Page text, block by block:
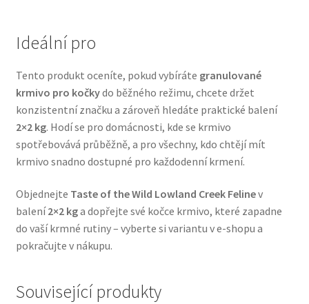
Wolf of Wilderness
Ideální pro
Tento produkt oceníte, pokud vybíráte granulované
krmivo pro kočkydo běžného režimu, chcete držet
konzistentní značku a zároveň hledáte praktické balení
2×2 kg. Hodí se pro domácnosti, kde se krmivo
spotřebovává průběžně, a pro všechny, kdo chtějí mít
krmivo snadno dostupné pro každodenní krmení.
Objednejte Taste of the Wild Lowland Creek Felinev
balení2×2 kga dopřejte své kočce krmivo, které zapadne
do vaší krmné rutiny – vyberte si variantu v e-shopu a
pokračujte v nákupu.
Související produkty